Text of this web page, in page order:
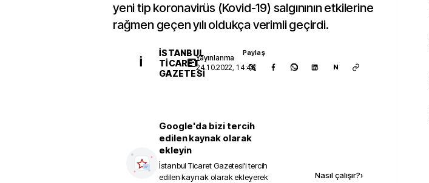
yeni tip koronavirüs (Kovid-19) salgınının etkilerine
rağmen geçen yılı oldukça verimli geçirdi.
İ
İSTANBUL
TICARET
GAZETESI
Yayınlanma
24.10.2022, 14:48
Paylaş
N
Google'da bizi tercih
edilen kaynak olarak
ekleyin
İstanbul Ticaret Gazetesi'i tercih
edilen kaynak olarak ekleyerek
Nasıl çalışır?›